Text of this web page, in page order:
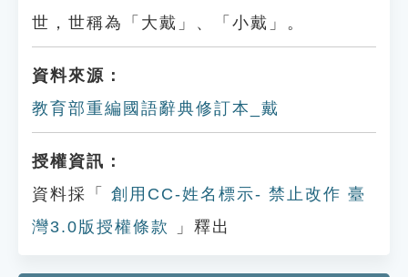
世，世稱為「大戴」、「小戴」。
資料來源：
教育部重編國語辭典修訂本_戴
授權資訊：
資料採「
創用CC-姓名標示- 禁止改作 臺
灣3.0版授權條款
」釋出